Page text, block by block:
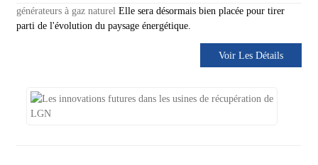
générateurs à gaz naturelElle sera désormais bien placée pour tirer
parti de l'évolution du paysage énergétique.
Voir Les Détails